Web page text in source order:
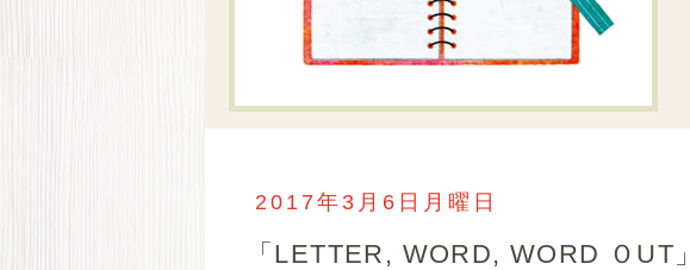
2017年3月6日月曜日
「LETTER, WORD, WORD ＯUT」